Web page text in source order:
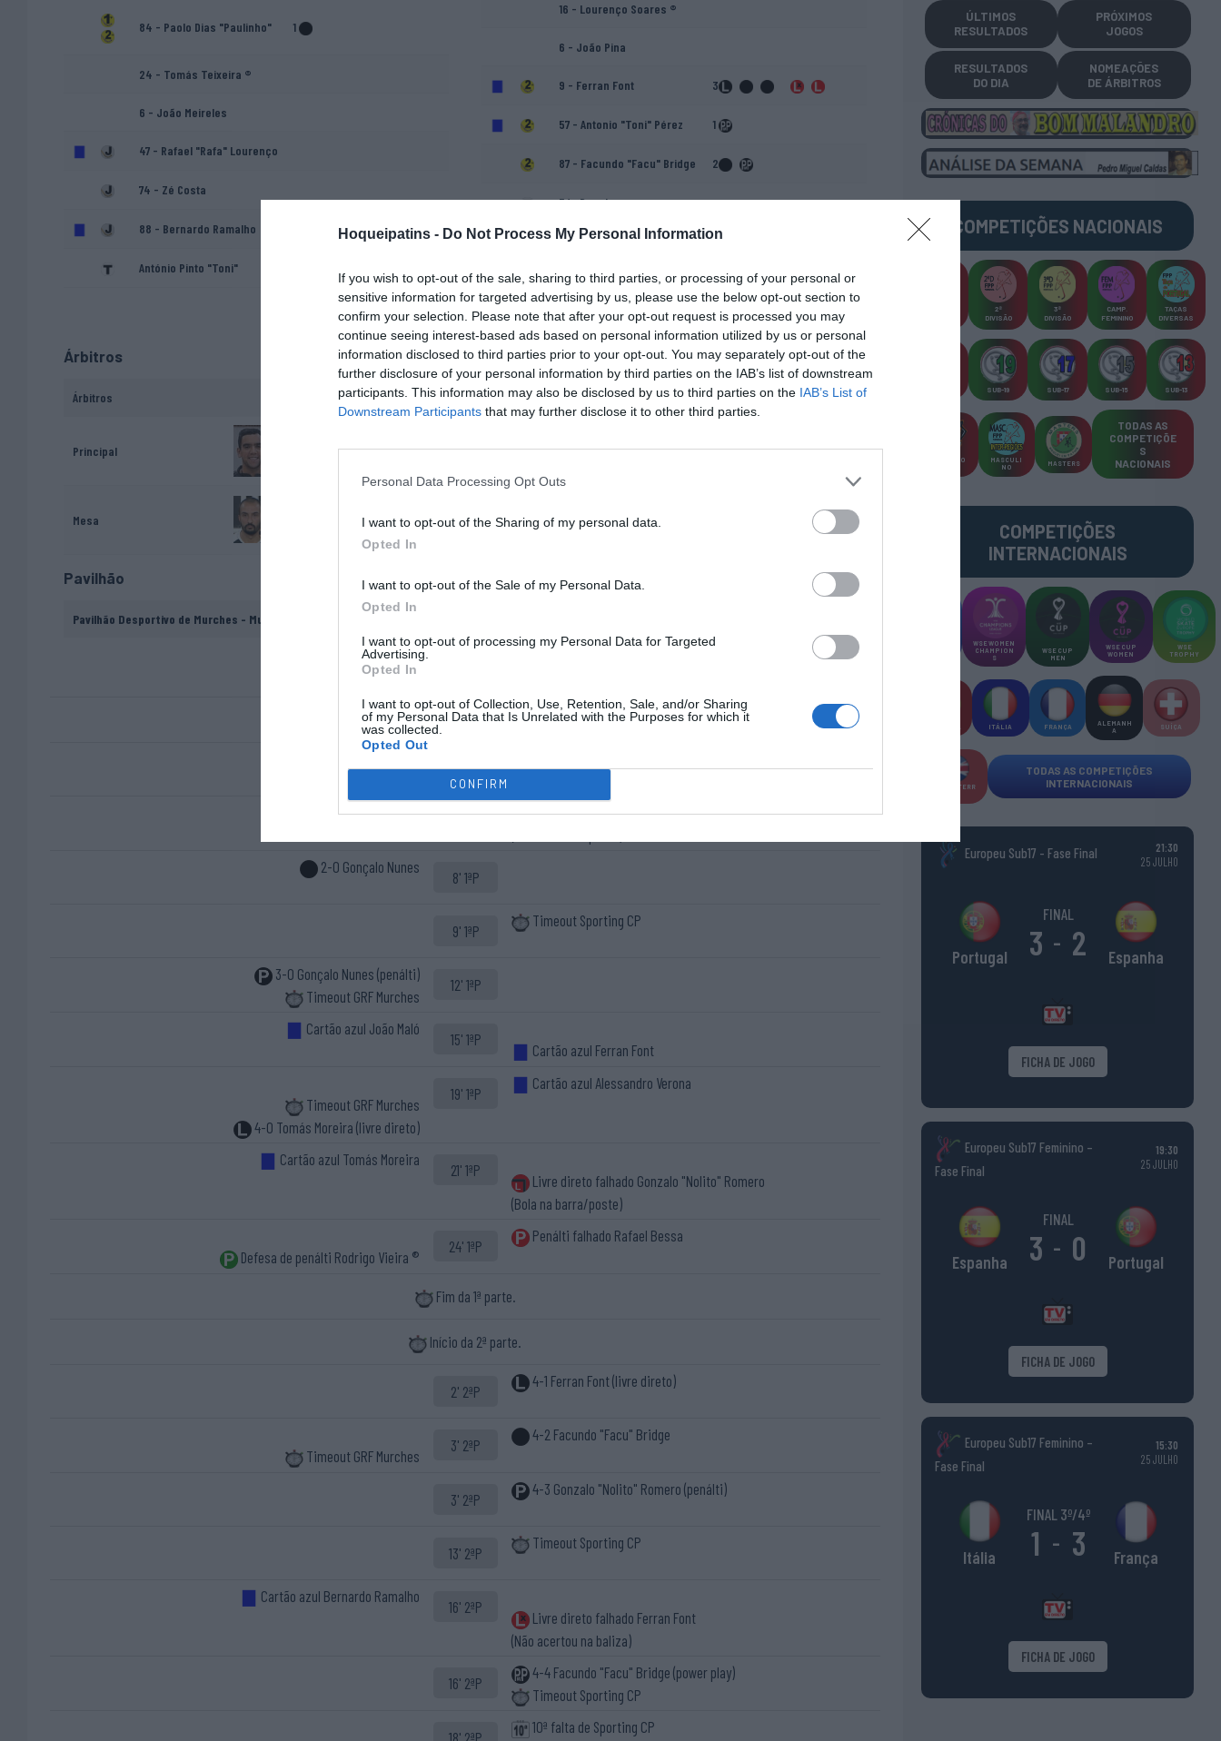
Hoqueipatins - Do Not Process My Personal Information
If you wish to opt-out of the sale, sharing to third parties, or processing of your personal or
sensitive information for targeted advertising by us, please use the below opt-out section to
confirm your selection. Please note that after your opt-out request is processed you may
continue seeing interest-based ads based on personal information utilized by us or personal
information disclosed to third parties prior to your opt-out. You may separately opt-out of the
further disclosure of your personal information by third parties on the IAB’s list of downstream
participants. This information may also be disclosed by us to third parties on the IAB’s List of
Downstream Participants that may further disclose it to other third parties.
Personal Data Processing Opt Outs
I want to opt-out of the Sharing of my personal data.
Opted In
I want to opt-out of the Sale of my Personal Data.
Opted In
I want to opt-out of processing my Personal Data for Targeted
Advertising.
Opted In
I want to opt-out of Collection, Use, Retention, Sale, and/or Sharing
of my Personal Data that Is Unrelated with the Purposes for which it
was collected.
Opted Out
CONFIRM
84 - Paolo Dias "Paulinho" 1
24 - Tomás Teixeira ®
6 - João Meireles
47 - Rafael "Rafa" Lourenço
74 - Zé Costa
88 - Bernardo Ramalho
António Pinto "Toni"
16 - Lourenço Soares ®
6 - João Pina
9 - Ferran Font 3
57 - Antonio "Toni" Pérez 1
87 - Facundo "Facu" Bridge 2
Edo Bosch
Jorge Vieira (Treinador
Árbitros
Árbitros
Principal Bruno Henriques Miguel Guilherme
Mesa Gonçalo Ramires
Pavilhão
Pavilhão Desportivo de Murches - Murches, Cascais
Início do jogo.
1' 1ªP
Penálti falhado Rafael Bessa
2-0 Gonçalo Nunes
8' 1ªP
9' 1ªP
Timeout Sporting CP
3-0 Gonçalo Nunes (penálti)
Timeout GRF Murches
12' 1ªP
Cartão azul João Maló
15' 1ªP
Cartão azul Ferran Font
Timeout GRF Murches
4-0 Tomás Moreira (livre direto)
19' 1ªP
Cartão azul Alessandro Verona
Cartão azul Tomás Moreira
21' 1ªP
Livre direto falhado Gonzalo "Nolito" Romero
(Bola na barra/poste)
Defesa de penálti Rodrigo Vieira ®
24' 1ªP
Penálti falhado Rafael Bessa
Fim da 1ª parte.
Início da 2ª parte.
2' 2ªP
4-1 Ferran Font (livre direto)
Timeout GRF Murches
3' 2ªP
4-2 Facundo "Facu" Bridge
3' 2ªP
4-3 Gonzalo "Nolito" Romero (penálti)
13' 2ªP
Timeout Sporting CP
Cartão azul Bernardo Ramalho
16' 2ªP
Livre direto falhado Ferran Font
(Não acertou na baliza)
16' 2ªP
4-4 Facundo "Facu" Bridge (power play)
Timeout Sporting CP
10ª falta de Sporting CP
ÚLTIMOS
RESULTADOS
PRÓXIMOS
JOGOS
RESULTADOS
DO DIA
NOMEAÇÕES
DE ÁRBITROS
COMPETIÇÕES NACIONAIS
2ª
DIVISÃO
3ª
DIVISÃO
CAMP.
FEMININO
TAÇAS
DIVERSAS
SUB-19 SUB-17 SUB-15 SUB-13
TORNEIO
MASCULI
NO
MASTERS
TODAS AS
COMPETIÇÕE
S
NACIONAIS
COMPETIÇÕES
INTERNACIONAIS
WSE WOMEN
CHAMPION
S
WSE CUP
MEN
WSE CUP
WOMEN
WSE
TROPHY
ITÁLIA FRANÇA
ALEMANH
A
SUÍÇA
INGLATERR
TODAS AS COMPETIÇÕES
INTERNACIONAIS
Europeu Sub17 - Fase Final
21:30
25 JULHO
Portugal
FINAL
3 - 2 Espanha
FICHA DE JOGO
Europeu Sub17 Feminino –
Fase Final
19:30
25 JULHO
Espanha
FINAL
3 - 0 Portugal
FICHA DE JOGO
Europeu Sub17 Feminino –
Fase Final
15:30
25 JULHO
Itália
FINAL 3º/4º
1 - 3 França
FICHA DE JOGO